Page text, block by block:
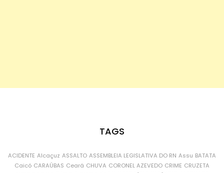
TAGS
ACIDENTE Alcaçuz ASSALTO ASSEMBLEIA LEGISLATIVA DO RN Assu BATATA
Caicó CARAÚBAS Ceará CHUVA CORONEL AZEVEDO CRIME CRUZETA